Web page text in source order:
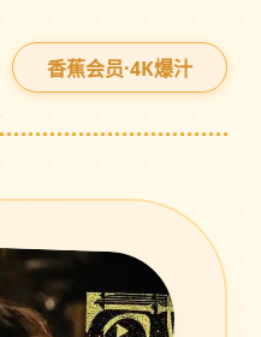
香蕉会员·4K爆汁